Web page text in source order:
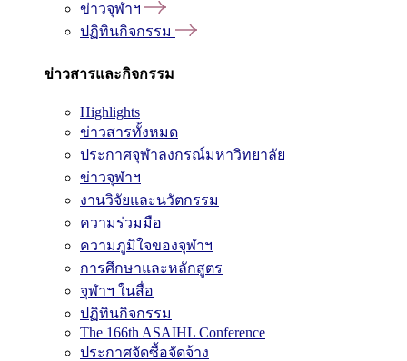
ข่าวจุฬาฯ
ปฏิทินกิจกรรม
ข่าวสารและกิจกรรม
Highlights
ข่าวสารทั้งหมด
ประกาศจุฬาลงกรณ์มหาวิทยาลัย
ข่าวจุฬาฯ
งานวิจัยและนวัตกรรม
ความร่วมมือ
ความภูมิใจของจุฬาฯ
การศึกษาและหลักสูตร
จุฬาฯ ในสื่อ
ปฏิทินกิจกรรม
The 166th ASAIHL Conference
ประกาศจัดซื้อจัดจ้าง